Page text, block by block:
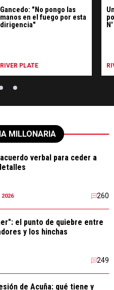
Gancedo: "No pongo las
manos en el fuego por esta
dirigencia"
RIVER PLATE
MILLONARIA
verbal para ceder a
2026 260
el punto de quiebre entre
y los hinchas
249
de Acuña: qué tiene y